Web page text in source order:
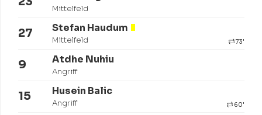
Mittelfeld
27 Stefan Haudum
Mittelfeld 73'
9 Atdhe Nuhiu
Angriff
15 Husein Balic
Angriff 60'